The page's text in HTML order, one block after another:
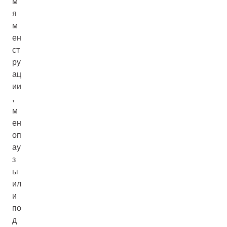
я
м
ен
ст
ру
ац
ии
,
м
ен
оп
ау
з
ы
ил
и
по
д